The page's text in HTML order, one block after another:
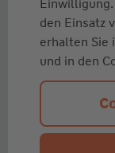
den Einsatz
erhalten Sie
und in den